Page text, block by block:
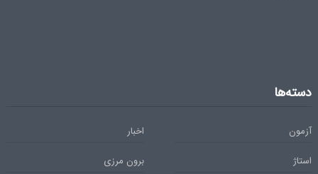
دسته‌ها
آزمون
اخبار
استاژ
برون مرزی